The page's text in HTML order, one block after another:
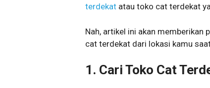
terdekat atau toko cat terdekat
Nah, artikel ini akan memberikan
cat terdekat dari lokasi kamu
1. Cari Toko Cat